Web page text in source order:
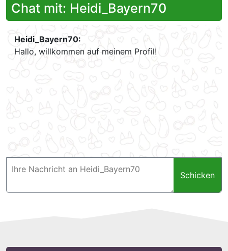
Chat mit: Heidi_Bayern70
Heidi_Bayern70:
Hallo, willkommen auf meinem Profil!
Schicken